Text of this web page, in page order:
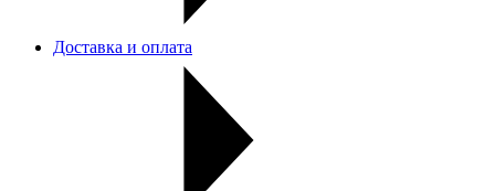
Доставка и оплата